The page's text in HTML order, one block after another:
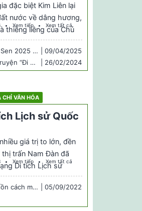
đặc biệt Kim Liên lại
nước về dâng hương,
thiêng liêng của Chủ
quan,… Continue
Xem tiếp Xem tất cả
du lịch đặc sắc
| 09/04/2025
ở tuổi 104
| 26/02/2024
CHỈ VĂN HÓA
Lịch sử Quốc
giá trị to lớn, đền
trấn Nam Đàn đã
Di tích Lịch sử
Huy Thư – Báo Nghệ
Xem tiếp Xem tất cả
mạng
| 05/09/2022